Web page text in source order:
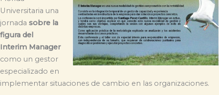
Universitaria una
jornada sobre la
figura del
Interim Manager
como un gestor
especializado en
implementar situaciones de cambio en las organizaciones.